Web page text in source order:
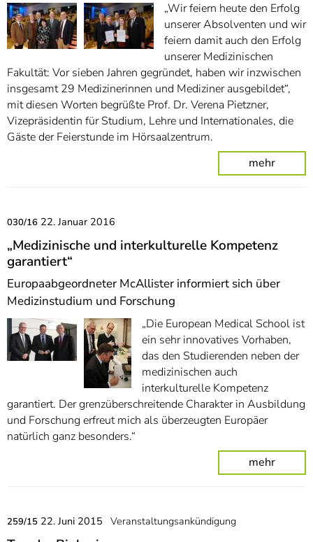
„Wir feiern heute den Erfolg
unserer Absolventen und wir
feiern damit auch den Erfolg
unserer Medizinischen
Fakultät: Vor sieben Jahren gegründet, haben wir inzwischen
insgesamt 29 Medizinerinnen und Mediziner ausgebildet“,
mit diesen Worten begrüßte Prof. Dr. Verena Pietzner,
Vizepräsidentin für Studium, Lehre und Internationales, die
Gäste der Feierstunde im Hörsaalzentrum.
mehr
030/16 22. Januar 2016
„Medizinische und interkulturelle Kompetenz
garantiert“
Europaabgeordneter McAllister informiert sich über
Medizinstudium und Forschung
„Die European Medical School ist
ein sehr innovatives Vorhaben,
das den Studierenden neben der
medizinischen auch
interkulturelle Kompetenz
garantiert. Der grenzüberschreitende Charakter in Ausbildung
und Forschung erfreut mich als überzeugten Europäer
natürlich ganz besonders.“
mehr
259/15 22. Juni 2015 Veranstaltungsankündigung